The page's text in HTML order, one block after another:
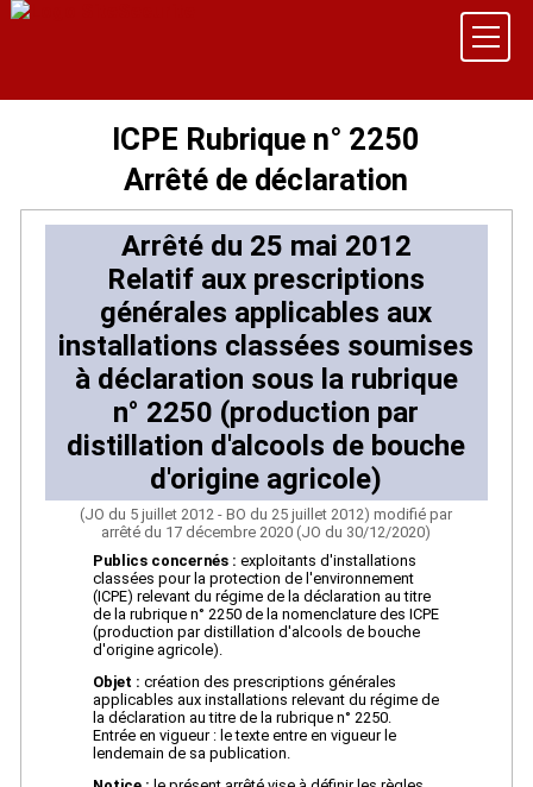
ICPE Rubrique n° 2250
Arrêté de déclaration
Arrêté du 25 mai 2012
Relatif aux prescriptions
générales applicables aux
installations classées soumises
à déclaration sous la rubrique
n° 2250 (production par
distillation d'alcools de bouche
d'origine agricole)
(JO du 5 juillet 2012 - BO du 25 juillet 2012) modifié par
arrêté du 17 décembre 2020 (JO du 30/12/2020)
Publics concernés : exploitants d'installations
classées pour la protection de l'environnement
(ICPE) relevant du régime de la déclaration au titre
de la rubrique n° 2250 de la nomenclature des ICPE
(production par distillation d'alcools de bouche
d'origine agricole).
Objet : création des prescriptions générales
applicables aux installations relevant du régime de
la déclaration au titre de la rubrique n° 2250.
Entrée en vigueur : le texte entre en vigueur le
lendemain de sa publication.